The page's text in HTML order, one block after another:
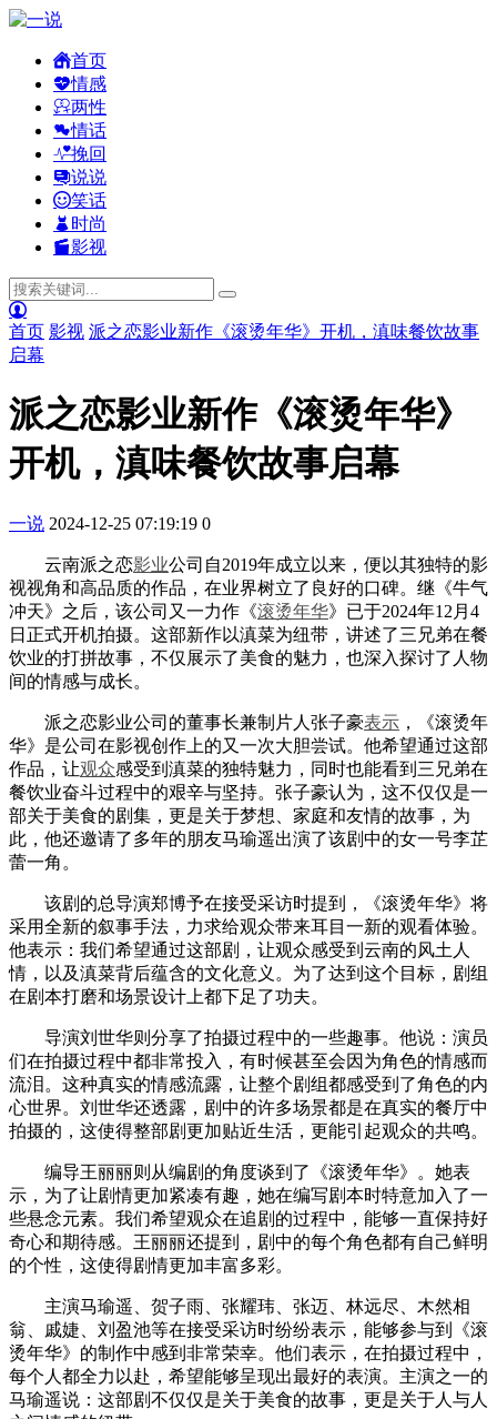
首页
情感
两性
情话
挽回
说说
笑话
时尚
影视
首页 影视 派之恋影业新作《滚烫年华》开机，滇味餐饮故事
启幕
派之恋影业新作《滚烫年华》
开机，滇味餐饮故事启幕
一说 2024-12-25 07:19:19 0
云南派之恋影业公司自2019年成立以来，便以其独特的影
视视角和高品质的作品，在业界树立了良好的口碑。继《牛气
冲天》之后，该公司又一力作《滚烫年华》已于2024年12月4
日正式开机拍摄。这部新作以滇菜为纽带，讲述了三兄弟在餐
饮业的打拼故事，不仅展示了美食的魅力，也深入探讨了人物
间的情感与成长。
派之恋影业公司的董事长兼制片人张子豪表示 ，《滚烫年
华》是公司在影视创作上的又一次大胆尝试。他希望通过这部
作品，让观众感受到滇菜的独特魅力，同时也能看到三兄弟在
餐饮业奋斗过程中的艰辛与坚持。张子豪认为，这不仅仅是一
部关于美食的剧集，更是关于梦想、家庭和友情的故事，为
此，他还邀请了多年的朋友马瑜遥出演了该剧中的女一号李芷
蕾一角。
该剧的总导演郑博予在接受采访时提到，《滚烫年华》将
采用全新的叙事手法，力求给观众带来耳目一新的观看体验。
他表示：我们希望通过这部剧，让观众感受到云南的风土人
情，以及滇菜背后蕴含的文化意义。为了达到这个目标，剧组
在剧本打磨和场景设计上都下足了功夫。
导演刘世华则分享了拍摄过程中的一些趣事。他说：演员
们在拍摄过程中都非常投入，有时候甚至会因为角色的情感而
流泪。这种真实的情感流露，让整个剧组都感受到了角色的内
心世界。刘世华还透露，剧中的许多场景都是在真实的餐厅中
拍摄的，这使得整部剧更加贴近生活，更能引起观众的共鸣。
编导王丽丽则从编剧的角度谈到了《滚烫年华》。她表
示，为了让剧情更加紧凑有趣，她在编写剧本时特意加入了一
些悬念元素。我们希望观众在追剧的过程中，能够一直保持好
奇心和期待感。王丽丽还提到，剧中的每个角色都有自己鲜明
的个性，这使得剧情更加丰富多彩。
主演马瑜遥、贺子雨、张耀玮、张迈、林远尽、木然相
翁、戚婕、刘盈池等在接受采访时纷纷表示，能够参与到《滚
烫年华》的制作中感到非常荣幸。他们表示，在拍摄过程中，
每个人都全力以赴，希望能够呈现出最好的表演。主演之一的
马瑜遥说：这部剧不仅仅是关于美食的故事，更是关于人与人